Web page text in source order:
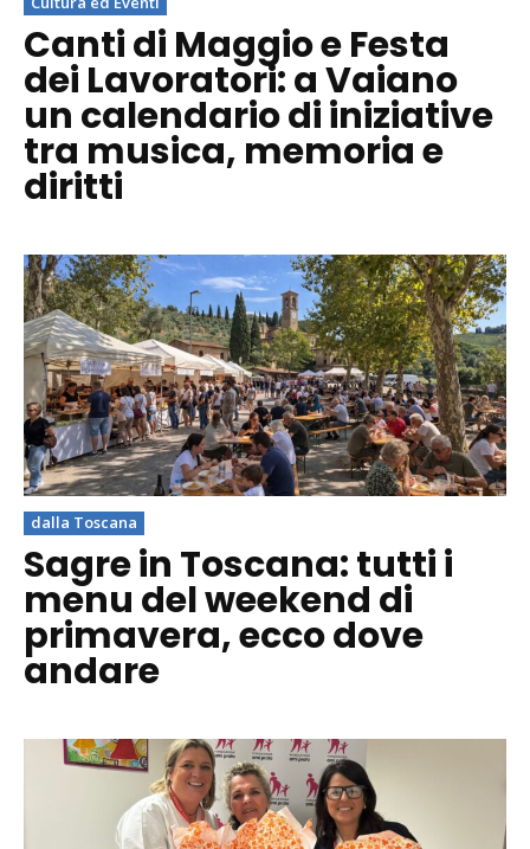
Canti di Maggio e Festa
dei Lavoratori: a Vaiano
un calendario di iniziative
tra musica, memoria e
diritti
dalla Toscana
Sagre in Toscana: tutti i
menu del weekend di
primavera, ecco dove
andare